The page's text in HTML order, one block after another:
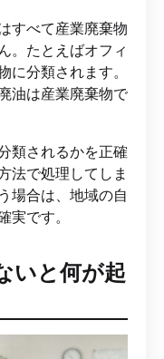
すべて産業廃棄物
。たとえばオフィ
に分類されます。
油は産業廃棄物で
類されるかを正確
法で処理してしま
場合は、地域の自
実です。
いと何が起